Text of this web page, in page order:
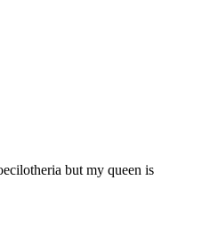
but my queen is